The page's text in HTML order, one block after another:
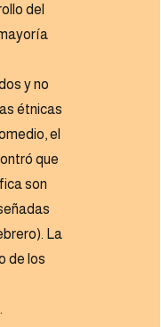
del
y no
étnicas
el
que
son
La
de los